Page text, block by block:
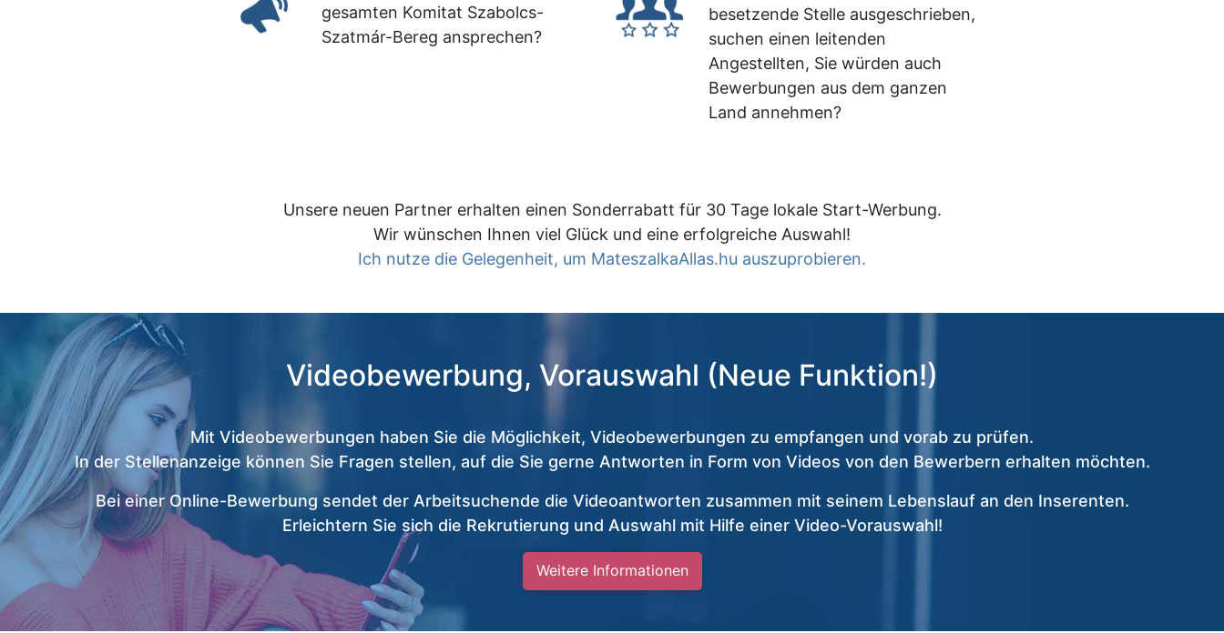
gesamten Komitat Szabolcs-
Szatmár-Bereg ansprechen?
besetzende Stelle ausgeschrieben,
suchen einen leitenden
Angestellten, Sie würden auch
Bewerbungen aus dem ganzen
Land annehmen?
Unsere neuen Partner erhalten einen Sonderrabatt für 30 Tage lokale Start-Werbung.
Wir wünschen Ihnen viel Glück und eine erfolgreiche Auswahl!
Ich nutze die Gelegenheit, um MateszalkaAllas.hu auszuprobieren.
Videobewerbung, Vorauswahl (Neue Funktion!)
Mit Videobewerbungen haben Sie die Möglichkeit, Videobewerbungen zu empfangen und vorab zu prüfen.
In der Stellenanzeige können Sie Fragen stellen, auf die Sie gerne Antworten in Form von Videos von den Bewerbern erhalten möchten.
Bei einer Online-Bewerbung sendet der Arbeitsuchende die Videoantworten zusammen mit seinem Lebenslauf an den Inserenten.
Erleichtern Sie sich die Rekrutierung und Auswahl mit Hilfe einer Video-Vorauswahl!
Weitere Informationen